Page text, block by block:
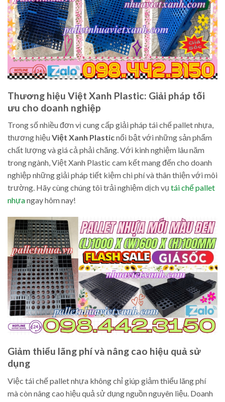
Thương hiệu Việt Xanh Plastic: Giải pháp tối
ưu cho doanh nghiệp
Trong số nhiều đơn vị cung cấp giải pháp tái chế pallet nhựa,
thương hiệuViệt Xanh Plasticnổi bật với những sản phẩm
chất lượng và giá cả phải chăng. Với kinh nghiệm lâu năm
trong ngành, Việt Xanh Plastic cam kết mang đến cho doanh
nghiệp những giải pháp tiết kiệm chi phí và thân thiện với môi
trường. Hãy cùng chúng tôi trải nghiệm dịch vụ tái chế pallet
nhựangay hôm nay!
Giảm thiểu lãng phí và nâng cao hiệu quả sử
dụng
Việc tái chế pallet nhựa không chỉ giúp giảm thiểu lãng phí
mà còn nâng cao hiệu quả sử dụng nguồn nguyên liệu. Doanh